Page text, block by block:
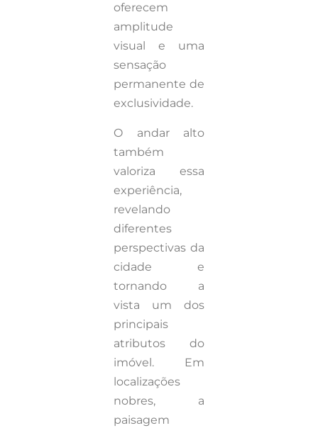
oferecem
amplitude
visual e uma
sensação
permanente de
exclusividade.
O andar alto
também
valoriza essa
experiência,
revelando
diferentes
perspectivas da
cidade e
tornando a
vista um dos
principais
atributos do
imóvel. Em
localizações
nobres, a
paisagem